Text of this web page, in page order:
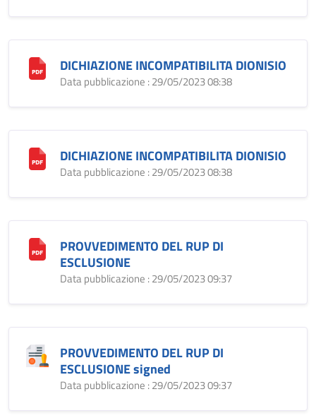
DICHIAZIONE INCOMPATIBILITA DIONISIO
Data pubblicazione : 29/05/2023 08:38
DICHIAZIONE INCOMPATIBILITA DIONISIO
Data pubblicazione : 29/05/2023 08:38
PROVVEDIMENTO DEL RUP DI
ESCLUSIONE
Data pubblicazione : 29/05/2023 09:37
PROVVEDIMENTO DEL RUP DI
ESCLUSIONE signed
Data pubblicazione : 29/05/2023 09:37